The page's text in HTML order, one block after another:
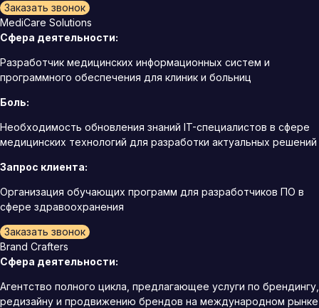
Заказать звонок
MediCare Solutions
Сфера деятельности:
Разработчик медицинских информационных систем и
программного обеспечения для клиник и больниц
Боль:
Необходимость обновления знаний IT-специалистов в сфере
медицинских технологий для разработки актуальных решений
Запрос клиента:
Организация обучающих программ для разработчиков ПО в
сфере здравоохранения
Заказать звонок
Brand Crafters
Сфера деятельности:
Агентство полного цикла, предлагающее услуги по брендингу,
редизайну и продвижению брендов на международном рынке